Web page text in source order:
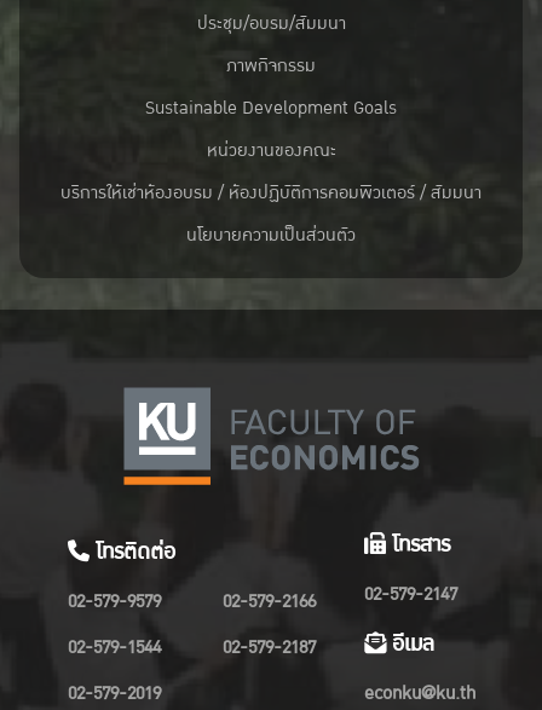
ประชุม/อบรม/สัมมนา
ภาพกิจกรรม
Sustainable Development Goals
หน่วยงานของคณะ
บริการให้เช่าห้องอบรม / ห้องปฏิบัติการคอมพิวเตอร์ / สัมมนา
นโยบายความเป็นส่วนตัว
โทรติดต่อ
02-579-9579
02-579-1544
02-579-2019
02-579-2166
02-579-2187
โทรสาร
02-579-2147
อีเมล
econku@ku.th